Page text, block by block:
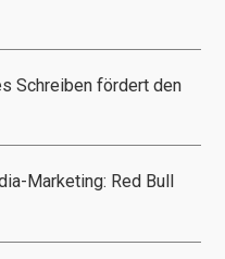
Schreiben fördert den
Marketing: Red Bull